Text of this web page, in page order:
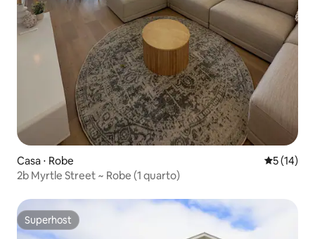
Casa ⋅ Robe 5 de uma
5 (14)
2b Myrtle Street ~ Robe (1 quarto)
Superhost
Superhost